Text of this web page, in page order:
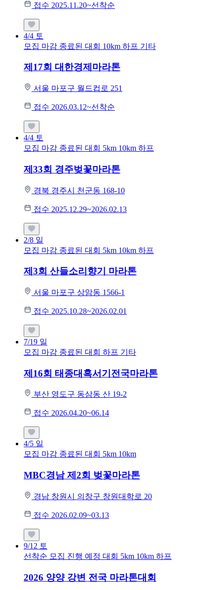
접수 2025.11.20~선착순
4/4 토
모집 마감 종료된 대회 10km 하프 기타
제17회 대한경제마라톤
서울 마포구 월드컵로 251
접수 2026.03.12~선착순
4/4 토
모집 마감 종료된 대회 5km 10km 하프
제33회 경주벚꽃마라톤
경북 경주시 천군동 168-10
접수 2025.12.29~2026.02.13
2/8 일
모집 마감 종료된 대회 5km 10km 하프
제3회 산들소리향기 마라톤
서울 마포구 상암동 1566-1
접수 2025.10.28~2026.02.01
7/19 일
모집 마감 종료된 대회 하프 기타
제16회 태종대혹서기전국마라톤
부산 영도구 동삼동 산 19-2
접수 2026.04.20~06.14
4/5 일
모집 마감 종료된 대회 5km 10km
MBC경남 제2회 벚꽃마라톤
경남 창원시 의창구 창원대학로 20
접수 2026.02.09~03.13
9/12 토
선착순 모집 진행 예정 대회 5km 10km 하프
2026 양양 강변 전국 마라톤대회